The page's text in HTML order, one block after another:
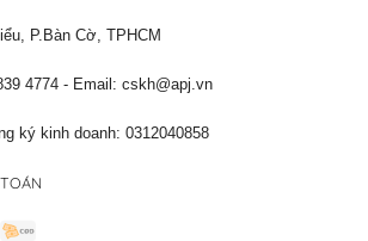
P.Bàn Cờ, TPHCM
4774 - Email: cskh@apj.vn
ký kinh doanh: 0312040858